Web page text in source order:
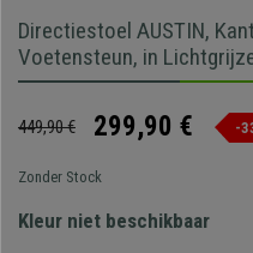
Directiestoel AUSTIN,
Voetensteun, in
449,90 € 299,90 € -
Zonder Stock
Kleur niet beschikbaar